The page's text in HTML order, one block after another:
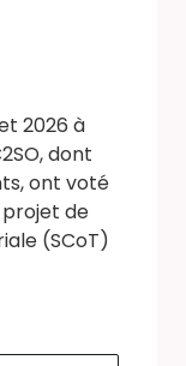
2026 à
dont
ont voté
de
(SCoT)